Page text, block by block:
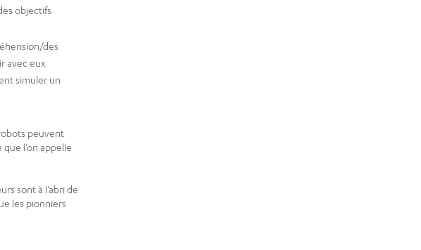
objectifs
des
avec eux
simuler un
peuvent
l’on appelle
sont à l’abri de
les pionniers